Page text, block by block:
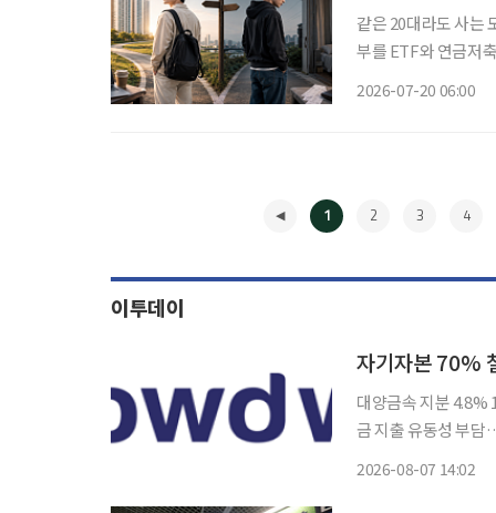
같은 20대라도 사는
부를 ETF와 연금저
2026-07-20 06:00
1 2 3 4
이투데이
대양금속 지분 4.8%
금 지출 유동성 부담…실질적 ‘제
2026-08-07 14:02